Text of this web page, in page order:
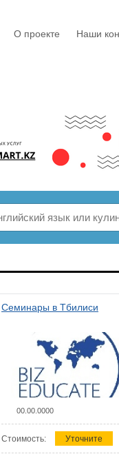
О проекте Наши
Семинары в Тбилиси
00.00.0000
Стоимость: Уточните